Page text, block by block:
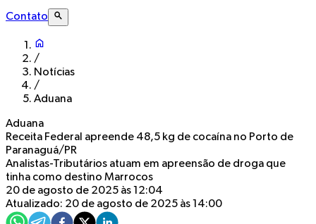
Contato
/
Notícias
/
Aduana
Aduana
Receita Federal apreende 48,5 kg de cocaína no Porto de
Paranaguá/PR
Analistas-Tributários atuam em apreensão de droga que
tinha como destino Marrocos
20 de agosto de 2025 às 12:04
Atualizado: 20 de agosto de 2025 às 14:00